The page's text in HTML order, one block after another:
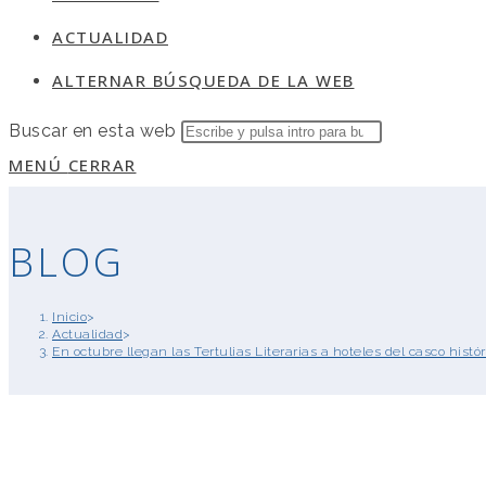
ACTUALIDAD
ALTERNAR BÚSQUEDA DE LA WEB
Buscar en esta web
MENÚ CERRAR
BLOG
Inicio>
Actualidad>
En octubre llegan las Tertulias Literarias a hoteles del casco